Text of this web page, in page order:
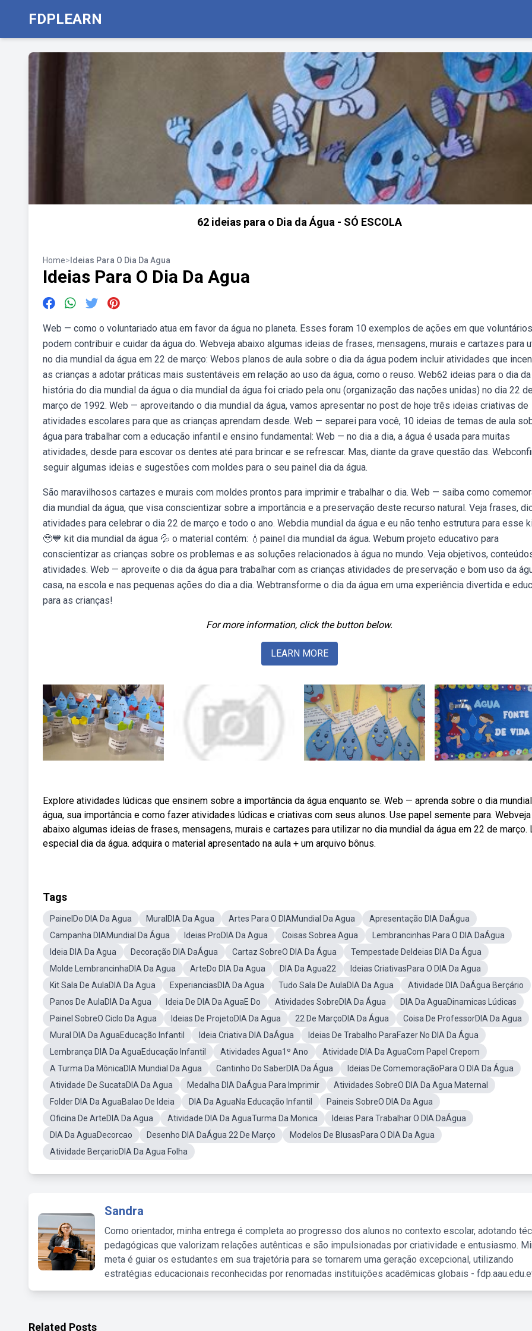
FDPLEARN
62 ideias para o Dia da Água - SÓ ESCOLA
Home> Ideias Para O Dia Da Agua
Ideias Para O Dia Da Agua
Web — como o voluntariado atua em favor da água no planeta. Esses foram 10 exemplos de ações em que voluntários
podem contribuir e cuidar da água do. Webveja abaixo algumas ideias de frases, mensagens, murais e cartazes para
no dia mundial da água em 22 de março: Webos planos de aula sobre o dia da água podem incluir atividades que
as crianças a adotar práticas mais sustentáveis em relação ao uso da água, como o reuso. Web62 ideias para o dia da
história do dia mundial da água o dia mundial da água foi criado pela onu (organização das nações unidas) no dia 22 de
março de 1992. Web — aproveitando o dia mundial da água, vamos apresentar no post de hoje três ideias criativas de
atividades escolares para que as crianças aprendam desde. Web — separei para você, 10 ideias de temas de aula
água para trabalhar com a educação infantil e ensino fundamental: Web — no dia a dia, a água é usada para muitas
atividades, desde para escovar os dentes até para brincar e se refrescar. Mas, diante da grave questão das.
seguir algumas ideias e sugestões com moldes para o seu painel dia da água.
São maravilhosos cartazes e murais com moldes prontos para imprimir e trabalhar o dia. Web — saiba como
dia mundial da água, que visa conscientizar sobre a importância e a preservação deste recurso natural. Veja frases,
atividades para celebrar o dia 22 de março e todo o ano. Webdia mundial da água e eu não tenho estrutura para esse
🥹💙 kit dia mundial da água 💦 o material contém: 💧painel dia mundial da água. Webum projeto educativo para
conscientizar as crianças sobre os problemas e as soluções relacionados à água no mundo. Veja objetivos,
atividades. Web — aproveite o dia da água para trabalhar com as crianças atividades de preservação e bom uso da
casa, na escola e nas pequenas ações do dia a dia. Webtransforme o dia da água em uma experiência divertida e
para as crianças!
For more information, click the button below.
LEARN MORE
Explore atividades lúdicas que ensinem sobre a importância da água enquanto se. Web — aprenda sobre o dia
água, sua importância e como fazer atividades lúdicas e criativas com seus alunos. Use papel semente para. Webveja
abaixo algumas ideias de frases, mensagens, murais e cartazes para utilizar no dia mundial da água em 22 de março.
especial dia da água. adquira o material apresentado na aula + um arquivo bônus.
Tags
PainelDo DIA Da Agua MuralDIA Da Agua Artes Para O DIAMundial Da Agua
Apresentação DIA DaÁgua
Campanha DIAMundial Da Água
Ideias ProDIA Da Agua Coisas Sobrea Agua
Lembrancinhas Para O DIA DaÁgua
Ideia DIA Da Agua
Decoração DIA DaÁgua Cartaz SobreO DIA Da Água
Tempestade DeIdeias DIA Da Água
Molde LembrancinhaDIA Da Agua
ArteDo DIA Da Agua DIA Da Agua22
Ideias CriativasPara O DIA Da Agua
Kit Sala De AulaDIA Da Agua
ExperianciasDIA Da Agua Tudo Sala De AulaDIA Da Agua
Atividade DIA DaÁgua Berçário
Panos De AulaDIA Da Agua
Ideia De DIA Da AguaE Do Atividades SobreDIA Da Água
DIA Da AguaDinamicas Lúdicas
Painel SobreO Ciclo Da Agua
Ideias De ProjetoDIA Da Agua 22 De MarçoDIA Da Água
Coisa De ProfessorDIA Da Agua
Mural DIA Da AguaEducação Infantil
Ideia Criativa DIA DaÁgua
Ideias De Trabalho ParaFazer No DIA Da Água
Lembrança DIA Da AguaEducação Infantil
Atividades Agua1º Ano
Atividade DIA Da AguaCom Papel Crepom
A Turma Da MônicaDIA Mundial Da Agua
Cantinho Do SaberDIA Da Água
Ideias De ComemoraçãoPara O DIA Da Água
Atividade De SucataDIA Da Agua
Medalha DIA DaÁgua Para Imprimir
Atividades SobreO DIA Da Agua Maternal
Folder DIA Da AguaBalao De Ideia
DIA Da AguaNa Educação Infantil
Paineis SobreO DIA Da Agua
Oficina De ArteDIA Da Agua
Atividade DIA Da AguaTurma Da Monica
Ideias Para Trabalhar O DIA DaÁgua
DIA Da AguaDecorcao
Desenho DIA DaÁgua 22 De Março
Modelos De BlusasPara O DIA Da Agua
Atividade BerçarioDIA Da Agua Folha
Sandra
Como orientador, minha entrega é completa ao progresso dos alunos no contexto escolar, adotando
pedagógicas que valorizam relações autênticas e são impulsionadas por criatividade e entusiasmo.
meta é guiar os estudantes em sua trajetória para se tornarem uma geração excepcional, utilizando
estratégias educacionais reconhecidas por renomadas instituições acadêmicas globais -
Related Posts